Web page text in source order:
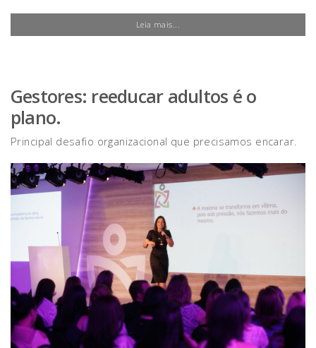
Leia mais...
Gestores: reeducar adultos é o
plano.
Principal desafio organizacional que precisamos encarar.